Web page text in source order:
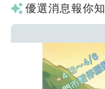
優選消息報你知